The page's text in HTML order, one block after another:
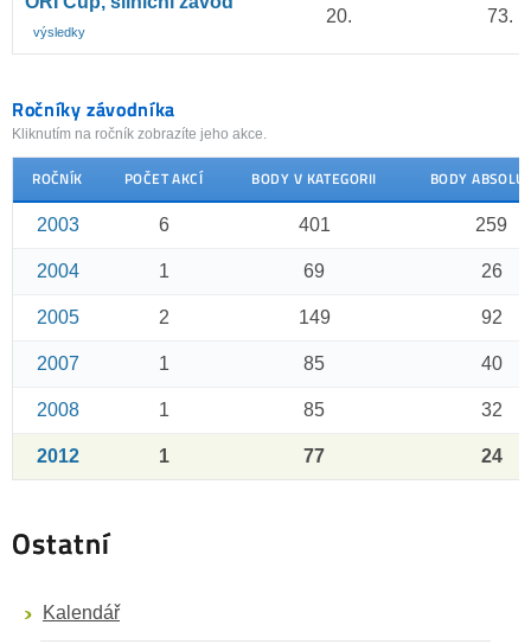
výsledky
20. 73.
Ročníky závodníka
Kliknutím na ročník zobrazíte jeho akce.
ROČNÍK POČET AKCÍ BODY V KATEGORII BODY
2003 6 401 259
2004 1 69 26
2005 2 149 92
2007 1 85 40
2008 1 85 32
2012 1 77 24
Ostatní
Kalendář